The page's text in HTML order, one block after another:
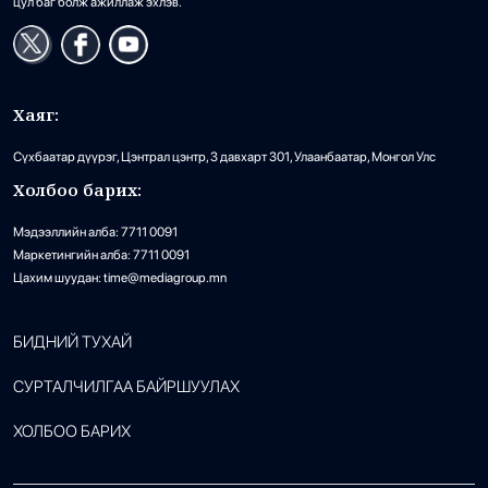
Хаяг:
Сүхбаатар дүүрэг, Цэнтрал цэнтр, 3 давхарт 301, Улаанбаатар, Монгол Улс
Холбоо барих:
Мэдээллийн алба: 7711 0091
Маркетингийн алба: 7711 0091
Цахим шуудан: time@mediagroup.mn
БИДНИЙ ТУХАЙ
СУРТАЛЧИЛГАА БАЙРШУУЛАХ
ХОЛБОО БАРИХ